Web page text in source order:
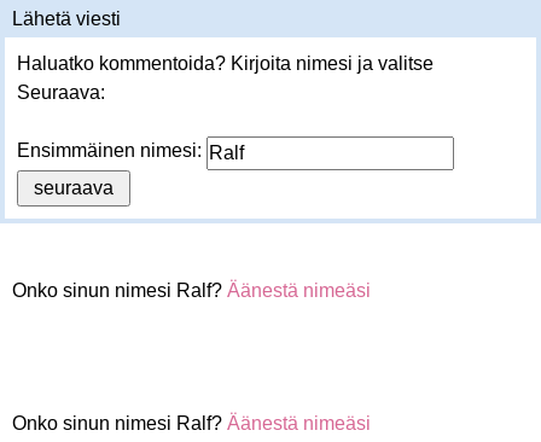
Lähetä viesti
Haluatko kommentoida? Kirjoita nimesi ja valitse
Seuraava:
Ensimmäinen nimesi:
Onko sinun nimesi Ralf? Äänestä nimeäsi
Onko sinun nimesi Ralf? Äänestä nimeäsi